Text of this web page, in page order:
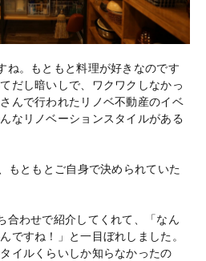
ね。もともと料理が好きなのです
だし暗いしで、ワクワクしなかっ
んで行われたリノベ不動産のイベ
なリノベーションスタイルがある
もともとご自身で決められていた
合わせで紹介してくれて、「なん
ですね！」と一目ぼれしました。
イルくらいしか知らなかったの